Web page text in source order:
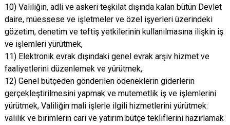
10) Valiliğin, adli ve askeri teşkilat dışında kalan bütün Devlet
daire, müessese ve işletmeler ve özel işyerleri üzerindeki
gözetim, denetim ve teftiş yetkilerinin kullanılmasına ilişkin iş
ve işlemleri yürütmek,
11) Elektronik evrak dışındaki genel evrak arşiv hizmet ve
faaliyetlerini düzenlemek ve yürütmek,
12) Genel bütçeden gönderilen ödeneklerin giderlerin
gerçekleştirilmesini yapmak ve mutemetlik iş ve işlemlerini
yürütmek, Valiliğin mali işlerle ilgili hizmetlerini yürütmek:
valilik ve birimlerin cari ve yatırım bütçe tekliflerini hazırlamak